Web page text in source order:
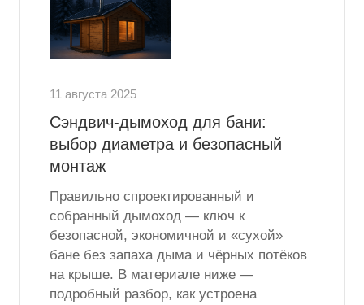
11 августа 2025
Сэндвич-дымоход для бани:
выбор диаметра и безопасный
монтаж
Правильно спроектированный и
собранный дымоход — ключ к
безопасной, экономичной и «сухой»
бане без запаха дыма и чёрных потёков
на крыше. В материале ниже —
подробный разбор, как устроена